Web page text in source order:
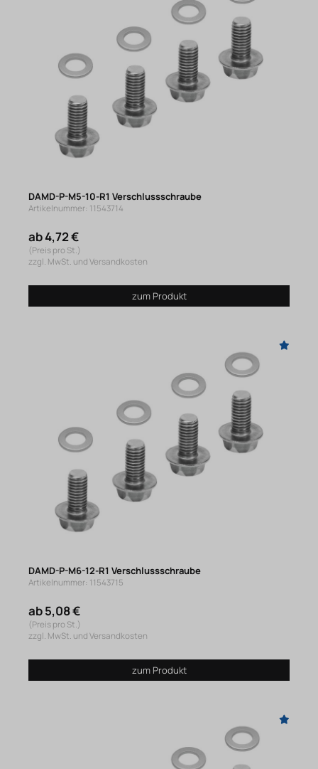
DAMD-P-M5-10-R1 Verschlussschraube
Artikelnummer: 11543714
ab 4,72 €
(Preis pro St.)
zzgl. MwSt. und Versandkosten
zum Produkt
DAMD-P-M6-12-R1 Verschlussschraube
Artikelnummer: 11543715
ab 5,08 €
(Preis pro St.)
zzgl. MwSt. und Versandkosten
zum Produkt